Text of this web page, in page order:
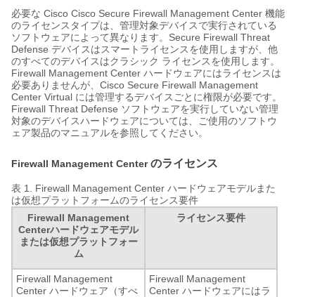
必要な Cisco Cisco Secure Firewall Management Center 機能
のライセンスタイプは、管理対象デバイスで実行されている
ソフトウェアによって異なります。 Secure Firewall Threat
Defense デバイスはスマートライセンスを使用しますが、他
のすべてのデバイスはクラシック ライセンスを使用します。
Firewall Management Center ハードウェアにはライセンスは
必要ありませんが、 Cisco Secure Firewall Management
Center Virtual には管理するデバイスごとに権限が必要です。
Firewall Threat Defense ソフトウェアを実行していない管理
対象のデバイスハードウェアについては、ご使用のソフトウ
ェア製品のマニュアルを参照してください。
Firewall Management Centerのライセンス
表 1. Firewall Management Center ハードウェアモデルまた
は仮想プラットフォームのライセンス要件
Firewall Management
Centerハードウェアモデル
または仮想プラットフォー
ム
ライセンス要件
Firewall Management
Center ハードウェア（すべ
Firewall Management
Center ハードウェアにはラ